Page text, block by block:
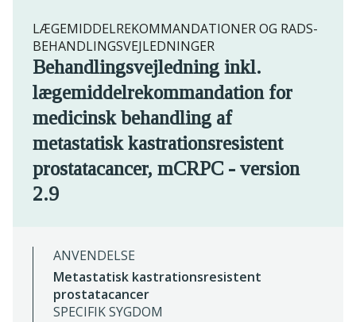
LÆGEMIDDELREKOMMANDATIONER OG RADS-
BEHANDLINGSVEJLEDNINGER
Behandlingsvejledning inkl.
lægemiddelrekommandation for
medicinsk behandling af
metastatisk kastrationsresistent
prostatacancer, mCRPC - version
2.9
ANVENDELSE
Metastatisk kastrationsresistent
prostatacancer
SPECIFIK SYGDOM